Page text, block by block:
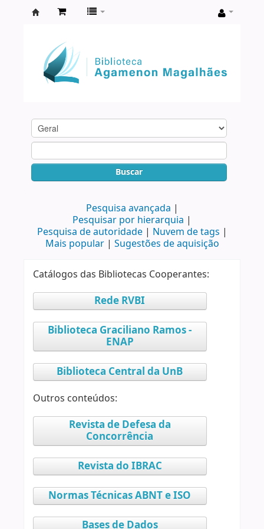
Agamenon
Magalhães
Buscar
Pesquisa avançada
Pesquisar por hierarquia
Pesquisa de autoridade
Nuvem de tags
Mais popular
Sugestões de aquisição
Catálogos das Bibliotecas Cooperantes:
Rede RVBI
Biblioteca Graciliano Ramos -
ENAP
Biblioteca Central da UnB
Outros conteúdos:
Revista de Defesa da
Concorrência
Revista do IBRAC
Normas Técnicas ABNT e ISO
Bases de Dados